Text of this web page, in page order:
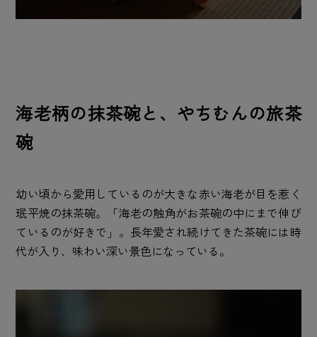
海老柄の抹茶碗と、やちむんの旅茶
碗
幼い頃から愛用しているのが大きな赤い海老が目を惹く
珉平焼の抹茶碗。「海老の触角がお茶碗の中にまで伸び
ているのが好きで」。長年愛され続けてきた茶碗には時
代が入り、味わい深い景色になっている。